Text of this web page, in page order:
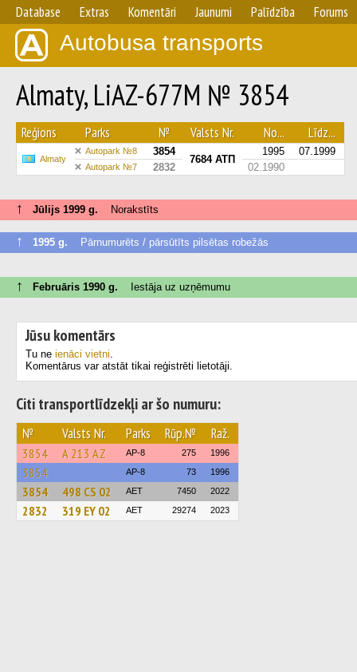
Database Extras Komentāri Jaunumi Palīdzība Forums
Autobusa transports
Almaty, LiAZ-677M № 3854
Reģions Parks № Valsts Nr. No... Līdz...
Almaty
Autopark №8 3854
7684 АТП
1995 07.1999
Autopark №7 2832 02.1990
↑ Jūlijs 1999 g. Norakstīts
↑ 1995 g. Pārnumurēts / pārsūtīts pilsētas robežās
↑ Februāris 1990 g. Iestāja uz uzņēmumu
Jūsu komentārs
Tu ne ienāci vietni.
Komentārus var atstāt tikai reģistrēti lietotāji.
Citi transportlīdzekļi ar šo numuru:
№ Valsts Nr. Parks Rūp.№ Raž.
3854 A 213 AZ AP-8 275 1996
3854 AP-8 73 1996
3854 498 CS 02 AET 7450 2022
2832 319 EY 02 AET 29274 2023